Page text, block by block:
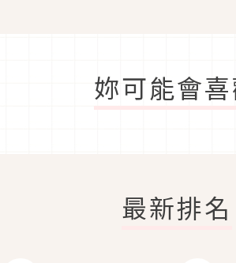
妳可能會
最新排名